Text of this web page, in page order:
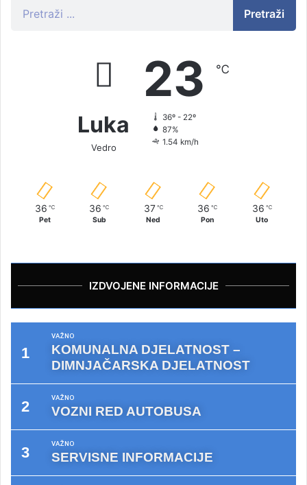
Pretraži
Luka
Vedro
23 ℃
36º - 22º
87%
1.54 km/h
36 ℃
Pet
36 ℃
Sub
37 ℃
Ned
36 ℃
Pon
36 ℃
Uto
IZDVOJENE INFORMACIJE
VAŽNO
KOMUNALNA DJELATNOST –
DIMNJAČARSKA DJELATNOST
VAŽNO
VOZNI RED AUTOBUSA
VAŽNO
SERVISNE INFORMACIJE